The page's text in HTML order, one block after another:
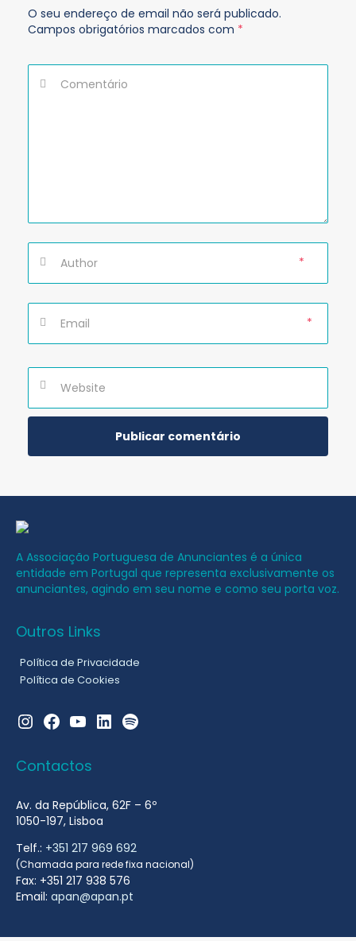
O seu endereço de email não será publicado.
Campos obrigatórios marcados com *
*
*
A Associação Portuguesa de Anunciantes é a única
entidade em Portugal que representa exclusivamente os
anunciantes, agindo em seu nome e como seu porta voz.
Outros Links
Política de Privacidade
Política de Cookies
Instagram
FacebookYouTubeLinkedInSpotify
Contactos
Av. da República, 62F – 6º
1050-197, Lisboa
Telf.: +351 217 969 692
(Chamada para rede fixa nacional)
Fax: +351 217 938 576
Email: apan@apan.pt